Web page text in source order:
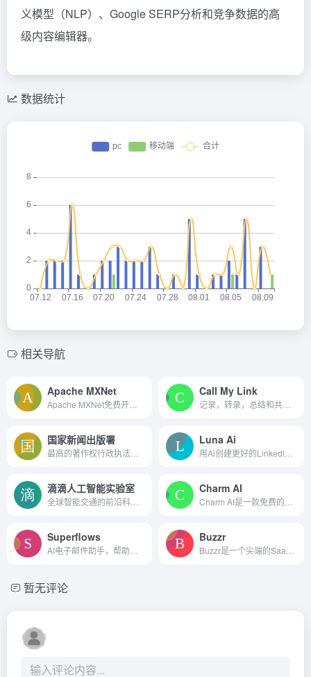
义模型（NLP）、Google SERP分析和竞争数据的高
级内容编辑器。
数据统计
相关导航
Apache MXNet Call My Link
国家新闻出版署 Luna Ai
滴滴人工智能实验室 Charm AI
Superflows Buzzr
暂无评论